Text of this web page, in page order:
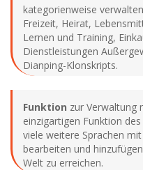
kategorienweise
Freizeit, Heirat,
Lernen und Training,
Dienstleistungen
Dianping-Klonskripts.
Funktion zur Verwaltung
einzigartigen Funktion
viele weitere Sprachen
bearbeiten und
Welt zu erreichen.